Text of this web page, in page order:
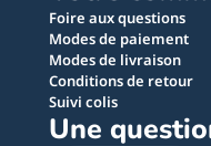
Foire aux questions
Modes de paiement
Modes de livraison
Conditions de retour
Suivi colis
Une